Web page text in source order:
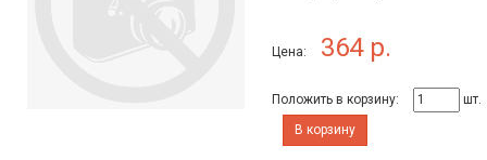
Цена: 364 р.
Положить в корзину:
шт.
В корзину